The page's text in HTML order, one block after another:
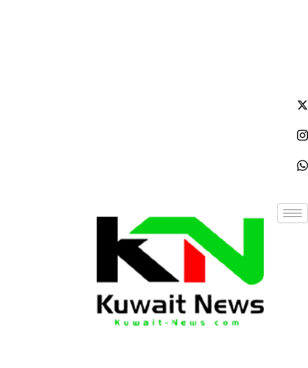
NE
News Elementor